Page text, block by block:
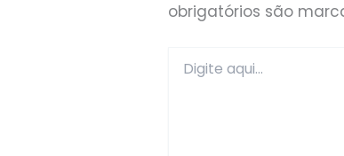
obrigatórios são
aqui...